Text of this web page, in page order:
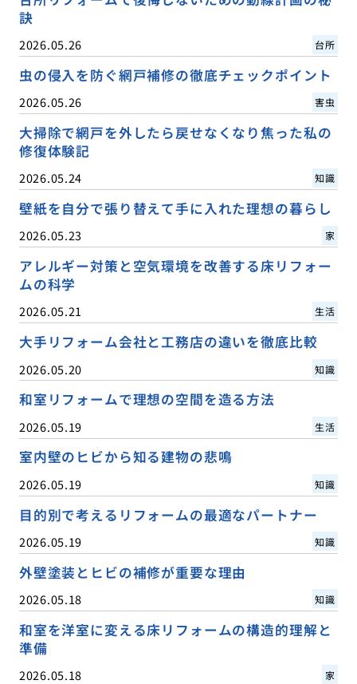
訣
2026.05.26 台所
虫の侵入を防ぐ網戸補修の徹底チェックポイント
2026.05.26 害虫
大掃除で網戸を外したら戻せなくなり焦った私の
修復体験記
2026.05.24 知識
壁紙を自分で張り替えて手に入れた理想の暮らし
2026.05.23 家
アレルギー対策と空気環境を改善する床リフォー
ムの科学
2026.05.21 生活
大手リフォーム会社と工務店の違いを徹底比較
2026.05.20 知識
和室リフォームで理想の空間を造る方法
2026.05.19 生活
室内壁のヒビから知る建物の悲鳴
2026.05.19 知識
目的別で考えるリフォームの最適なパートナー
2026.05.19 知識
外壁塗装とヒビの補修が重要な理由
2026.05.18 知識
和室を洋室に変える床リフォームの構造的理解と
準備
2026.05.18 家